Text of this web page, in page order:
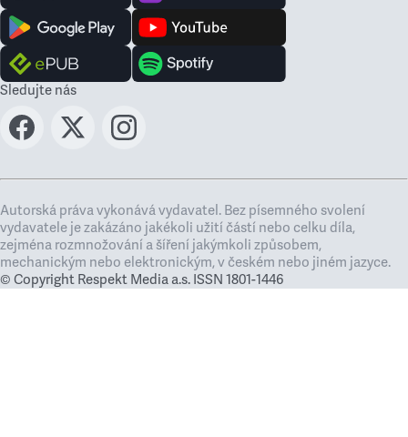
Sledujte nás
Autorská práva vykonává vydavatel. Bez písemného svolení
vydavatele je zakázáno jakékoli užití částí nebo celku díla,
zejména rozmnožování a šíření jakýmkoli způsobem,
mechanickým nebo elektronickým, v českém nebo jiném jazyce.
© Copyright Respekt Media a.s. ISSN 1801-1446